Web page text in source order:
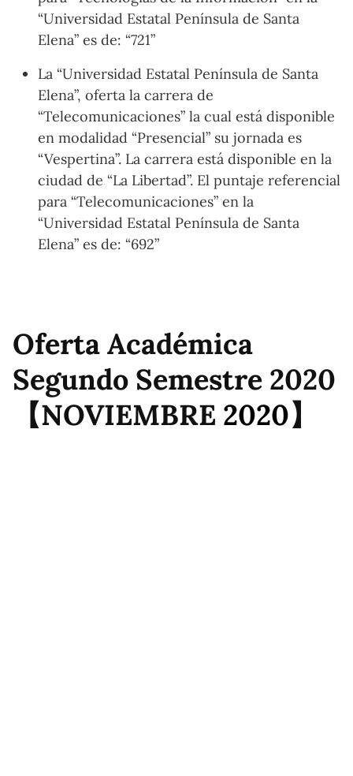
“Universidad Estatal Península de Santa
Elena” es de: “721”
La “Universidad Estatal Península de Santa
Elena”, oferta la carrera de
“Telecomunicaciones” la cual está disponible
en modalidad “Presencial” su jornada es
“Vespertina”. La carrera está disponible en la
ciudad de “La Libertad”. El puntaje referencial
para “Telecomunicaciones” en la
“Universidad Estatal Península de Santa
Elena” es de: “692”
Oferta Académica
Segundo Semestre 2020
【NOVIEMBRE 2020】